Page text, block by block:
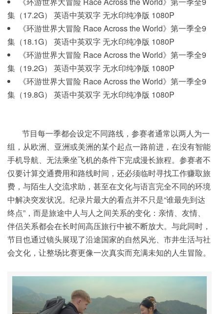
集（17.2G） 英语中英双字 无水印纯净版 1080P
《环游世界大冒险 Race Across the World》第一季全9
集（18.1G） 英语中英双字 无水印纯净版 1080P
《环游世界大冒险 Race Across the World》第一季全9
集（19.2G） 英语中英双字 无水印纯净版 1080P
《环游世界大冒险 Race Across the World》第一季全9
集（19.8G） 英语中英双字 无水印纯净版 1080P
节目每一季都会设定不同路线，参赛者通常以两人为一
组，从欧洲、亚洲或美洲的某个起点一路前进，在没有智能
手机导航、无法乘坐飞机的条件下完成漫长旅程。参赛者不
仅要计算交通费用和路线时间，还必须临时寻找工作赚取旅
费，与陌生人交流求助，甚至在文化与语言完全不同的环境
中解决突发状况。纪录片最大的看点并不只是“谁最先到达
终点”，而是旅途中人与人之间关系的变化：亲情、友情、
伴侣关系都会在长时间高压旅行中被不断放大。与此同时，
节目也通过镜头展现了沿途国家的自然风光、市井生活与社
会文化，让整场比赛更像一次真实而充满未知的人生冒险。